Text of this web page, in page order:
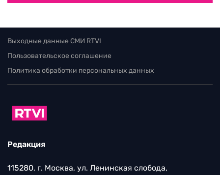
Выходные данные СМИ RTVI
Пользовательское соглашение
Политика обработки персональных данных
Редакция
115280, г. Москва, ул. Ленинская слобода,